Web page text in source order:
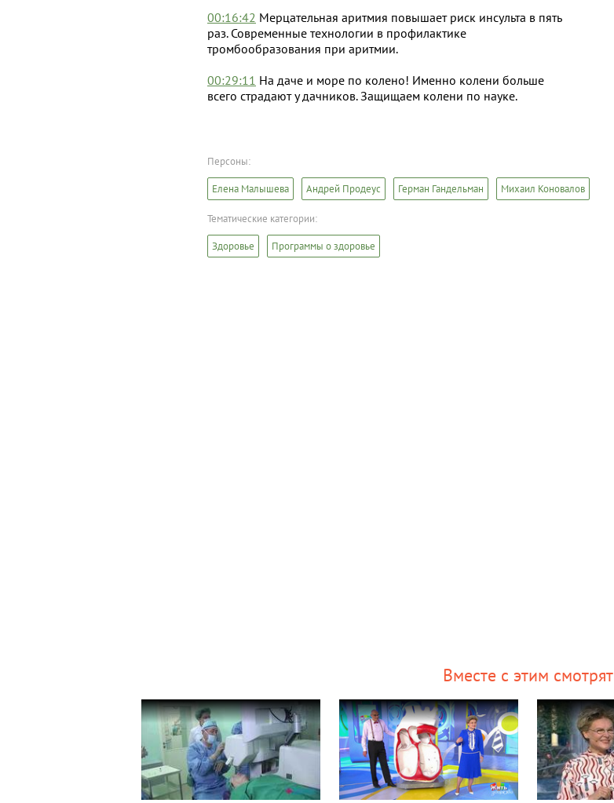
00:16:42 Мерцательная аритмия повышает риск инсульта в пять
раз. Современные технологии в профилактике
тромбообразования при аритмии.
00:29:11 На даче и море по колено! Именно колени больше
всего страдают у дачников. Защищаем колени по науке.
Персоны:
Елена Малышева Андрей Продеус Герман Гандельман Михаил Коновалов
Тематические категории:
Здоровье Программы о здоровье
Вместе с этим смотрят